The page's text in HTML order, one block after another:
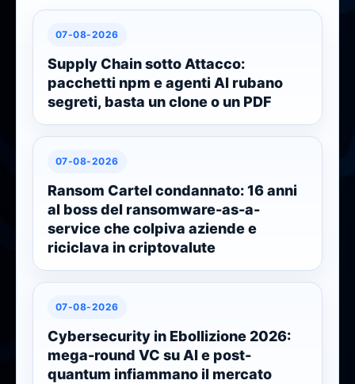
Supply Chain sotto Attacco:
pacchetti npm e agenti AI rubano
segreti, basta un clone o un PDF
07-08-2026
Ransom Cartel condannato: 16 anni
al boss del ransomware-as-a-
service che colpiva aziende e
riciclava in criptovalute
07-08-2026
Cybersecurity in Ebollizione 2026:
mega-round VC su AI e post-
quantum infiammano il mercato
07-08-2026